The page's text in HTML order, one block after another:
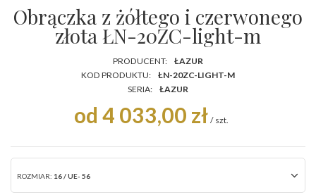
Obrączka z żółtego i czerwonego
złota ŁN-20ZC-light-m
PRODUCENT:
ŁAZUR
KOD PRODUKTU:
ŁN-20ZC-LIGHT-M
SERIA:
ŁAZUR
od 4 033,00 zł / szt.
ROZMIAR: 16 / UE- 56